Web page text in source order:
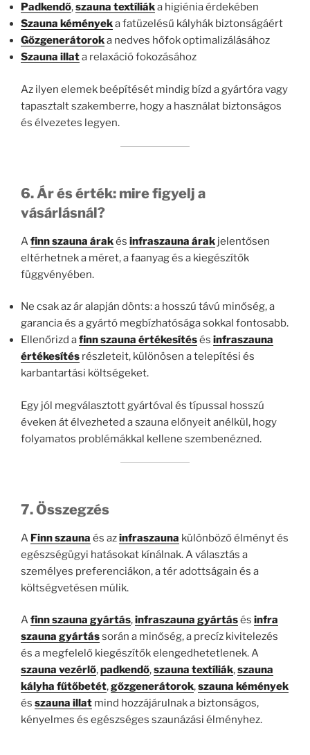
Padkendő,szauna textíliáka higiénia érdekében
Szauna kéményeka fatüzelésű kályhák biztonságáért
Gőzgenerátoroka nedves hőfok optimalizálásához
Szauna illata relaxáció fokozásához
Az ilyen elemek beépítését mindig bízd a gyártóra vagy
tapasztalt szakemberre, hogy a használat biztonságos
és élvezetes legyen.
6. Ár és érték: mire figyelj a
vásárlásnál?
Afinn szauna árakés infraszauna árak jelentősen
eltérhetnek a méret, a faanyag és a kiegészítők
függvényében.
Ne csak az ár alapján dönts: a hosszú távú minőség, a
garancia és a gyártó megbízhatósága sokkal fontosabb.
Ellenőrizd afinn szauna értékesítésés infraszauna
értékesítés részleteit, különösen a telepítési és
karbantartási költségeket.
Egy jól megválasztott gyártóval és típussal hosszú
éveken át élvezheted a szauna előnyeit anélkül, hogy
folyamatos problémákkal kellene szembenézned.
7. Összegzés
A Finn szauna és azinfraszauna különböző élményt és
egészségügyi hatásokat kínálnak. A választás a
személyes preferenciákon, a tér adottságain és a
költségvetésen múlik.
Afinn szauna gyártás,infraszauna gyártásés infra
szauna gyártássorán a minőség, a precíz kivitelezés
és a megfelelő kiegészítők elengedhetetlenek. A
szauna vezérlő,padkendő,szauna textíliák,szauna
kályha fűtőbetét,gőzgenerátorok,szauna kémények
és szauna illat mind hozzájárulnak a biztonságos,
kényelmes és egészséges szaunázási élményhez.